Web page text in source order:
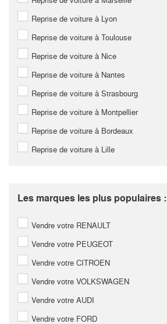
Reprise de voiture à Lyon
Reprise de voiture à Toulouse
Reprise de voiture à Nice
Reprise de voiture à Nantes
Reprise de voiture à Strasbourg
Reprise de voiture à Montpellier
Reprise de voiture à Bordeaux
Reprise de voiture à Lille
Les marques les plus populaires :
Vendre votre RENAULT
Vendre votre PEUGEOT
Vendre votre CITROEN
Vendre votre VOLKSWAGEN
Vendre votre AUDI
Vendre votre FORD